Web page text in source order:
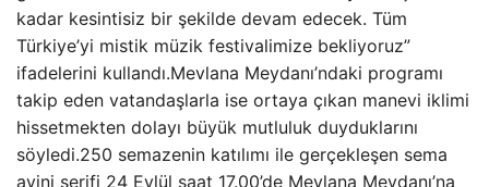
kadar kesintisiz bir şekilde devam edecek. Tüm
Türkiye’yi mistik müzik festivalimize bekliyoruz”
ifadelerini kullandı.Mevlana Meydanı’ndaki programı
takip eden vatandaşlarla ise ortaya çıkan manevi iklimi
hissetmekten dolayı büyük mutluluk duyduklarını
söyledi.250 semazenin katılımı ile gerçekleşen sema
ayini şerifi 24 Eylül saat 17.00’de Mevlana Meydanı’na